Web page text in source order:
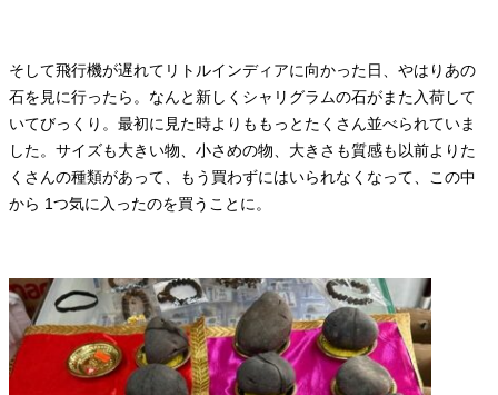
そして飛行機が遅れてリトルインディアに向かった日、やはりあの
石を見に行ったら。なんと新しくシャリグラムの石がまた入荷して
いてびっくり。最初に見た時よりももっとたくさん並べられていま
した。サイズも大きい物、小さめの物、大きさも質感も以前よりた
くさんの種類があって、もう買わずにはいられなくなって、この中
から 1つ気に入ったのを買うことに。